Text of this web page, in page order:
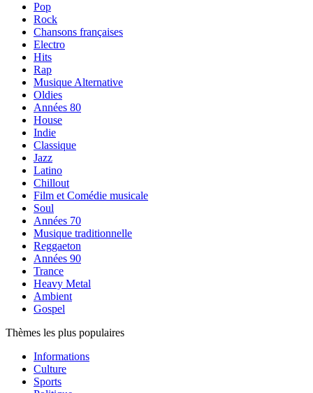
Pop
Rock
Chansons françaises
Electro
Hits
Rap
Musique Alternative
Oldies
Années 80
House
Indie
Classique
Jazz
Latino
Chillout
Film et Comédie musicale
Soul
Années 70
Musique traditionnelle
Reggaeton
Années 90
Trance
Heavy Metal
Ambient
Gospel
Thèmes les plus populaires
Informations
Culture
Sports